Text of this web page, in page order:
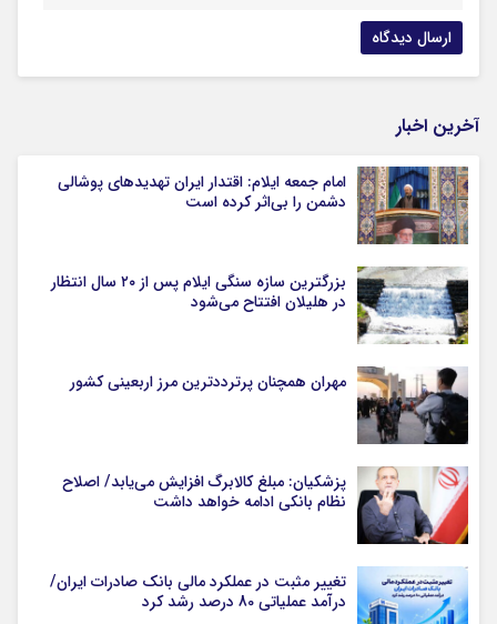
آخرین اخبار
امام جمعه ایلام: اقتدار ایران تهدیدهای پوشالی
دشمن را بی‌اثر کرده است
بزرگترین سازه سنگی ایلام پس از ۲۰ سال انتظار
در هلیلان افتتاح می‌شود
مهران همچنان پرترددترین مرز اربعینی کشور
پزشکیان: مبلغ کالابرگ افزایش می‌یابد/ اصلاح
نظام بانکی ادامه خواهد داشت
تغییر مثبت در عملکرد مالی بانک صادرات ایران/
درآمد عملیاتی 80 درصد رشد کرد